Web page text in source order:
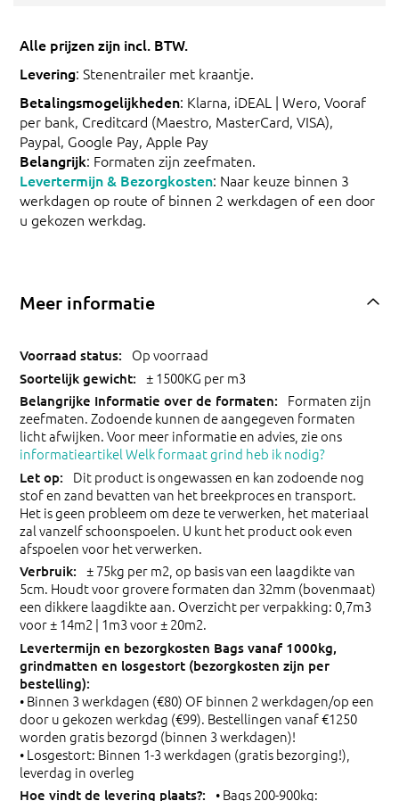
Alle prijzen zijn incl. BTW.
Levering: Stenentrailer met kraantje.
Betalingsmogelijkheden: Klarna, iDEAL | Wero, Vooraf
per bank, Creditcard (Maestro, MasterCard, VISA),
Paypal, Google Pay, Apple Pay
Belangrijk: Formaten zijn zeefmaten.
Levertermijn & Bezorgkosten: Naar keuze binnen 3
werkdagen op route of binnen 2 werkdagen of een door
u gekozen werkdag.
Meer informatie
Op voorraad
± 1500KG per m3
Formaten zijn
zeefmaten. Zodoende kunnen de aangegeven formaten
licht afwijken. Voor meer informatie en advies, zie ons
informatieartikel Welk formaat grind heb ik nodig?
Dit product is ongewassen en kan zodoende nog
stof en zand bevatten van het breekproces en transport.
Het is geen probleem om deze te verwerken, het materiaal
zal vanzelf schoonspoelen. U kunt het product ook even
afspoelen voor het verwerken.
± 75kg per m2, op basis van een laagdikte van
5cm. Houdt voor grovere formaten dan 32mm (bovenmaat)
een dikkere laagdikte aan. Overzicht per verpakking: 0,7m3
voor ± 14m2 | 1m3 voor ± 20m2.
• Binnen 3 werkdagen (€80) OF binnen 2 werkdagen/op een
door u gekozen werkdag (€99). Bestellingen vanaf €1250
worden gratis bezorgd (binnen 3 werkdagen)!
• Losgestort: Binnen 1-3 werkdagen (gratis bezorging!),
leverdag in overleg
• Bags 200-900kg: